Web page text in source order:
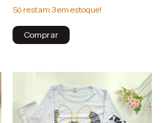
Só restam 3em estoque!
Comprar